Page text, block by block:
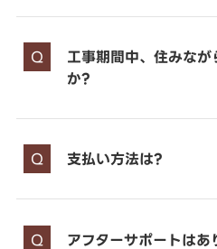
工事期間中、住みなが
か?
支払い方法は?
アフターサポートはあ